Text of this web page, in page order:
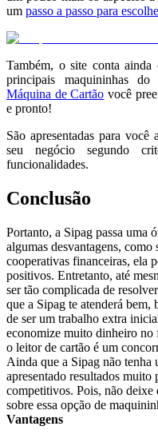
um passo a passo para
Também, o site conta ainda
principais maquininhas
Máquina de Cartão você
e pronto!
São apresentadas para
seu negócio segundo
funcionalidades.
Conclusão
Portanto, a Sipag passa uma
algumas desvantagens, como
cooperativas financeiras, ela
positivos. Entretanto, até
ser tão complicada de
que a Sipag te atenderá bem,
de ser um trabalho extra
economize muito dinheiro no
o leitor de cartão é um
Ainda que a Sipag não tenha
apresentado resultados muito
competitivos. Pois, não deixe
sobre essa opção de
Vantagens